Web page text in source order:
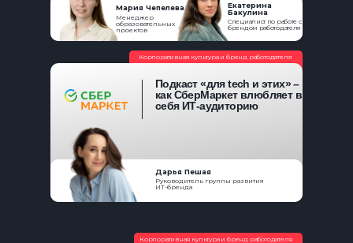
Екатерина
Бакулина
Специалист по работе с
брендом работодателя
Менеджер
образовательных
проектов
Мария Чепелева
Дарья Пешая
Подкаст «для tech и этих» –
как СберМаркет влюбляет в
себя ИТ-аудиторию
Руководитель группы развития
ИТ-бренда
Корпоративная культура и бренд работодателя
Корпоративная культура и бренд работодателя